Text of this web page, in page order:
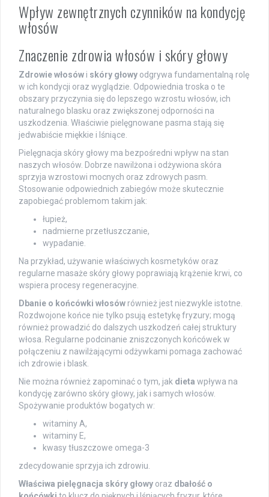
Wpływ zewnętrznych czynników na kondycję
włosów
Znaczenie zdrowia włosów i skóry głowy
Zdrowie włosów i skóry głowy odgrywa fundamentalną rolę
w ich kondycji oraz wyglądzie. Odpowiednia troska o te
obszary przyczynia się do lepszego wzrostu włosów, ich
naturalnego blasku oraz zwiększonej odporności na
uszkodzenia. Właściwie pielęgnowane pasma stają się
jedwabiście miękkie i lśniące.
Pielęgnacja skóry głowy ma bezpośredni wpływ na stan
naszych włosów. Dobrze nawilżona i odżywiona skóra
sprzyja wzrostowi mocnych oraz zdrowych pasm.
Stosowanie odpowiednich zabiegów może skutecznie
zapobiegać problemom takim jak:
łupież,
nadmierne przetłuszczanie,
wypadanie.
Na przykład, używanie właściwych kosmetyków oraz
regularne masaże skóry głowy poprawiają krążenie krwi, co
wspiera procesy regeneracyjne.
Dbanie o końcówki włosów również jest niezwykle istotne.
Rozdwojone końce nie tylko psują estetykę fryzury; mogą
również prowadzić do dalszych uszkodzeń całej struktury
włosa. Regularne podcinanie zniszczonych końcówek w
połączeniu z nawilżającymi odżywkami pomaga zachować
ich zdrowie i blask.
Nie można również zapominać o tym, jak dieta wpływa na
kondycję zarówno skóry głowy, jak i samych włosów.
Spożywanie produktów bogatych w:
witaminy A,
witaminy E,
kwasy tłuszczowe omega-3
zdecydowanie sprzyja ich zdrowiu.
Właściwa pielęgnacja skóry głowy oraz dbałość o